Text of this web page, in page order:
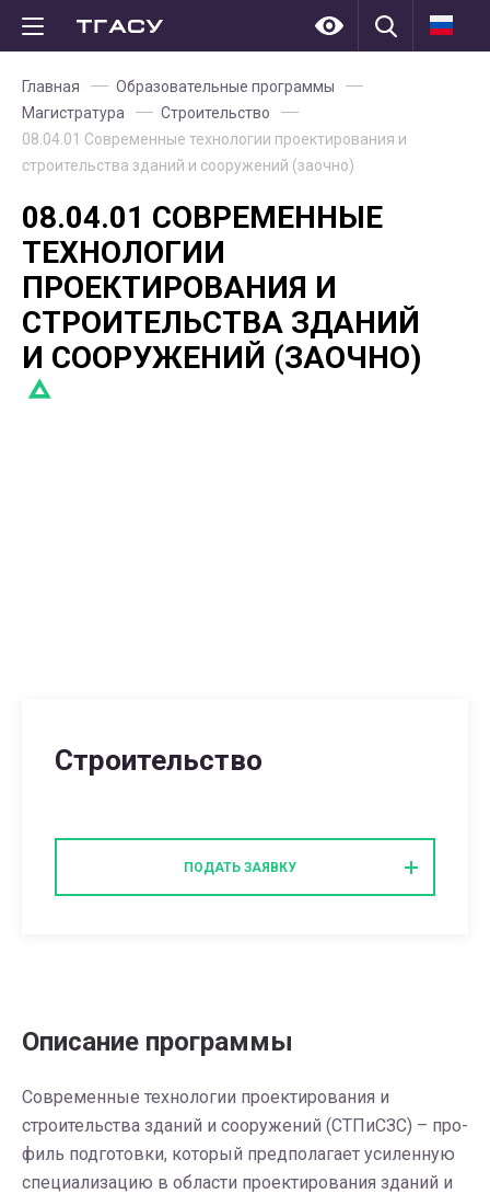
Главная
Образовательные программы
Магистратура
Строительство
08.04.01 Современные технологии проектирования и
строительства зданий и сооружений (заочно)
08.04.01 СОВРЕМЕННЫЕ
ТЕХНОЛОГИИ
ПРОЕКТИРОВАНИЯ И
СТРОИТЕЛЬСТВА ЗДАНИЙ
И СООРУЖЕНИЙ (ЗАОЧНО)
Строительство
ПОДАТЬ ЗАЯВКУ
Описание программы
Современные технологии проектирования и
строительства зданий и сооружений (СТПиСЗС) – про­
филь под­го­тов­ки, который предполагает усиленную
специализацию в области проектирования зда­ний и